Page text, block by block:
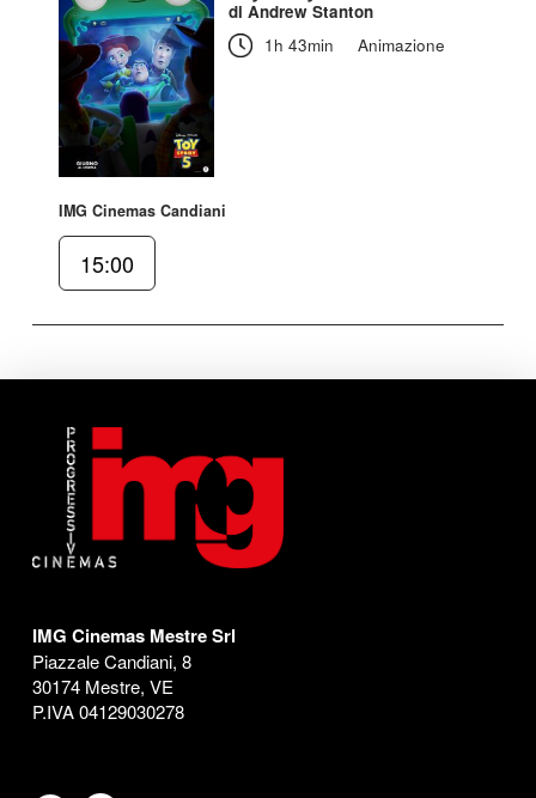
di Andrew Stanton
1h 43min
Animazione
IMG Cinemas Candiani
15:00
IMG Cinemas Mestre Srl
Piazzale Candiani, 8
30174 Mestre, VE
P.IVA 04129030278